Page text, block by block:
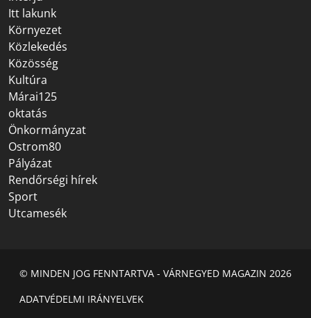
Itt lakunk
Környezet
Közlekedés
Közösség
Kultúra
Márai125
oktatás
Önkormányzat
Ostrom80
Pályázat
Rendőrségi hírek
Sport
Utcamesék
© MINDEN JOG FENNTARTVA - VÁRNEGYED MAGAZIN 2026
ADATVÉDELMI IRÁNYELVEK